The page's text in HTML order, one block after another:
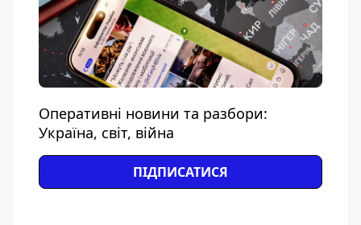
Оперативні новини та разбори:
Україна, світ, війна
ПІДПИСАТИСЯ